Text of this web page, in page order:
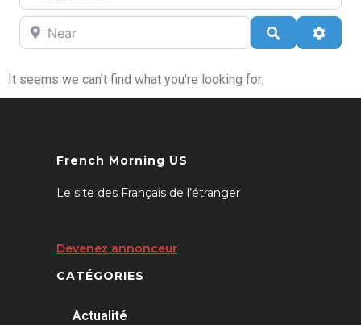
Near
Search
It seems we can't find what you're looking for.
French Morning US
Le site des Français de l’étranger
Devenez annonceur
CATÉGORIES
Actualité